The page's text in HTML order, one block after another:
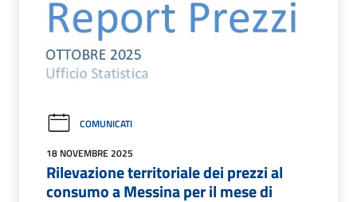
COMUNICATI
18 NOVEMBRE 2025
Rilevazione territoriale dei prezzi al
consumo a Messina per il mese di